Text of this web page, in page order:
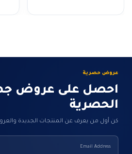
من
عروض حصرية
احصل على عروض
الحصرية
كن أول من يعرف عن المنتجات الجديدة